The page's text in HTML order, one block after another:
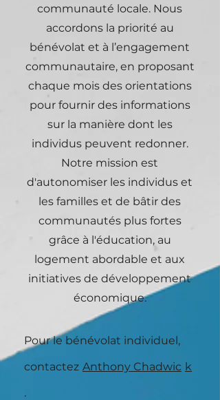
communauté locale. Nous
accordons la priorité au
bénévolat et à l’engagement
communautaire, en proposant
chaque mois des orientations
pour fournir des informations
sur la manière dont les
individus peuvent redonner.
Notre mission est
d'autonomiser les individus et
les familles et de bâtir des
communautés plus fortes
grâce à l'éducation, au
logement abordable et aux
initiatives de développement
économique.
Pour le bénévolat individuel,
contactez Anthony Chadwic k
.